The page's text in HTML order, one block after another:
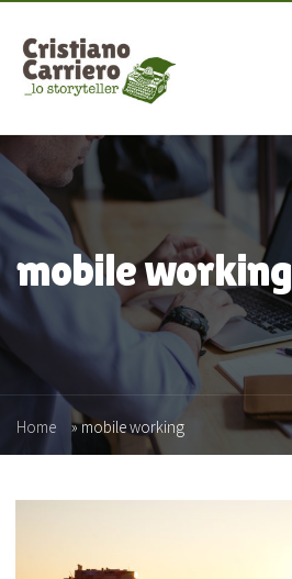
mobile working
Home »mobile working